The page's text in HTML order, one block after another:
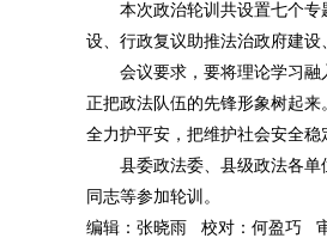
本次政治轮训共设置七个
设、行政复议助推法治政府建设
会议要求，要将理论学习
正把政法队伍的先锋形象树起
全力护平安，把维护社会安全稳
县委政法委、县级政法各
同志等参加轮训。
编辑：张晓雨 校对：何盈巧